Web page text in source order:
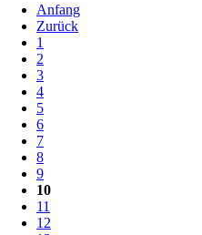
Anfang
Zurück
1
2
3
4
5
6
7
8
9
10
11
12